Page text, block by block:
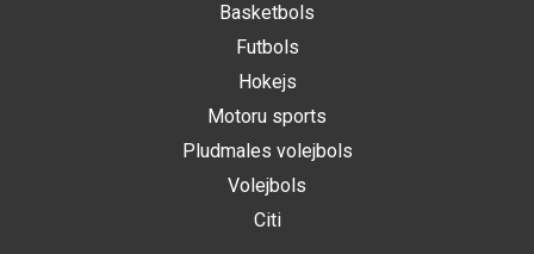
Basketbols
Futbols
Hokejs
Motoru sports
Pludmales volejbols
Volejbols
Citi